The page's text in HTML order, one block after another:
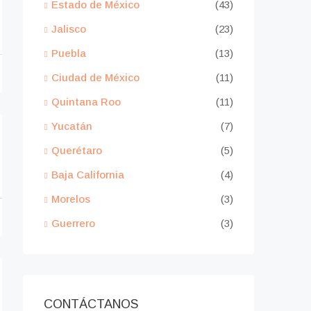
Estado de México (43)
Jalisco (23)
Puebla (13)
Ciudad de México (11)
Quintana Roo (11)
Yucatán (7)
Querétaro (5)
Baja California (4)
Morelos (3)
Guerrero (3)
CONTÁCTANOS